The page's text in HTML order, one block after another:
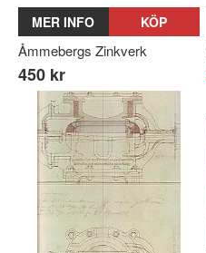
MER INFO KÖP
Åmmebergs Zinkverk
450 kr